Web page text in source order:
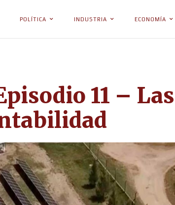
POLÍTICA INDUSTRIA ECONOMÍA
11 –